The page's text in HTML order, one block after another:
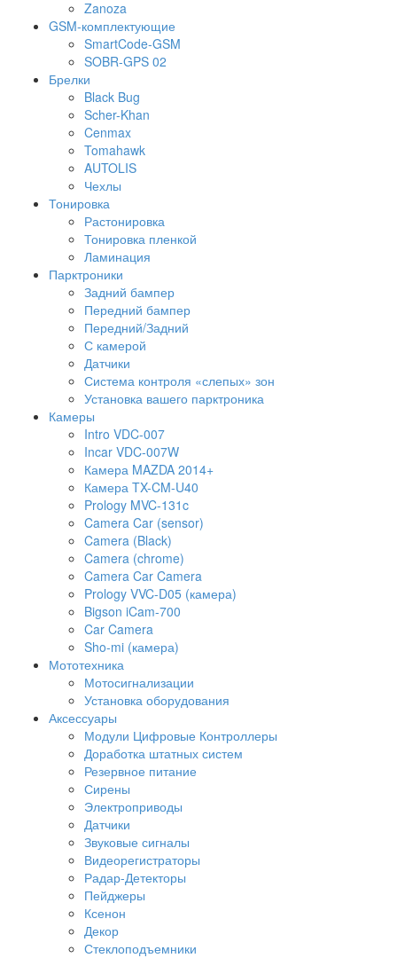
Zanoza
GSM-комплектующие
SmartCode-GSM
SOBR-GPS 02
Брелки
Black Bug
Scher-Khan
Cenmax
Tomahawk
AUTOLIS
Чехлы
Тонировка
Растонировка
Тонировка пленкой
Ламинация
Парктроники
Задний бампер
Передний бампер
Передний/Задний
С камерой
Датчики
Система контроля «слепых» зон
Установка вашего парктроника
Камеры
Intro VDC-007
Incar VDC-007W
Камера MAZDA 2014+
Камера TX-CM-U40
Prology MVC-131c
Camera Car (sensor)
Camera (Black)
Camera (chrome)
Camera Car Camera
Prology VVC-D05 (камера)
Bigson iCam-700
Car Camera
Sho-mi (камера)
Мототехника
Мотосигнализации
Установка оборудования
Аксессуары
Модули Цифровые Контроллеры
Доработка штатных систем
Резервное питание
Сирены
Электроприводы
Датчики
Звуковые сигналы
Видеорегистраторы
Радар-Детекторы
Пейджеры
Ксенон
Декор
Стеклоподъемники